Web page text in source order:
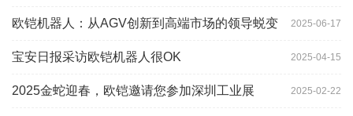
2025-06-17
欧铠机器人：从AGV创新到高端市场的领导蜕变
2025-04-15
宝安日报采访欧铠机器人很OK
2025-02-22
2025金蛇迎春，欧铠邀请您参加深圳工业展